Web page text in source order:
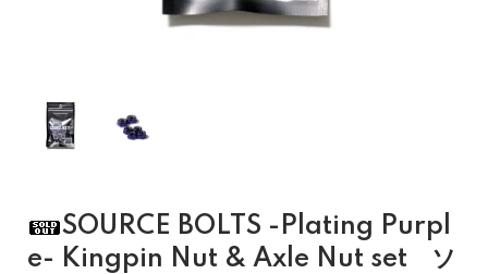
SOURCE BOLTS -Plating Purpl
e- Kingpin Nut & Axle Nut set ソ